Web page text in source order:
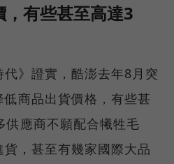
有些甚至高達3
》證實，酷澎去年8月突
商品出貨價格，有些甚
供應商不願配合犧牲毛
，甚至有幾家國際大品